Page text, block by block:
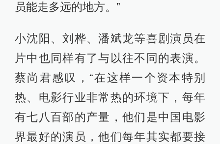
员能走多远的地方。”
小沈阳、刘桦、潘斌龙等喜剧演员在
片中也同样有了与以往不同的表演。
蔡尚君感叹，“在这样一个资本特别
热、电影行业非常热的环境下，每年
有七八百部的产量，他们是中国电影
界最好的演员，他们每年其实都要接